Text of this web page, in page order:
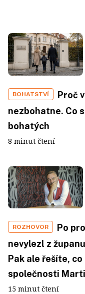
BOHATSTVÍ
Proč
nezbohatne. Co
bohatých
8 minut čtení
ROZHOVOR
Po
nevylezl z
Pak ale řešíte,
společnosti
15 minut čtení